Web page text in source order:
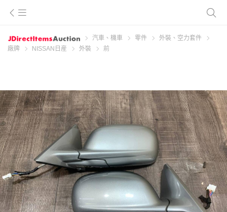
汽車、機車 零件
外裝、空力套件
廠牌
NISSAN日産 外裝 前